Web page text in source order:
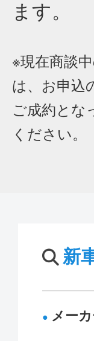
ます。
※現在商談
は、お申込
ご成約とな
ください。
新
メー